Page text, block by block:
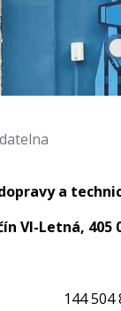
a
VI-Letná, 405
144 504